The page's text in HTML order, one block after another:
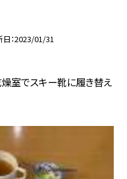
日 2023/01/31
室でスキー靴に履き替え